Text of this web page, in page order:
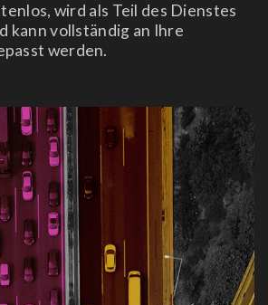
wird als Teil des Dienstes
kann vollständig an Ihre
werden.